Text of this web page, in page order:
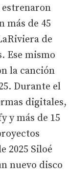
estrenaron
más de 45
de
Ese mismo
la canción
Durante el
digitales,
y más de 15
2025 Siloé
nuevo disco